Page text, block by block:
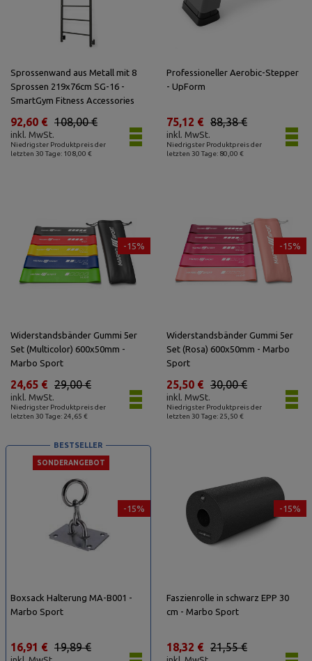
Sprossenwand aus Metall mit 8
Sprossen 219x76cm SG-16 -
SmartGym Fitness Accessories
Niedrigster Produktpreis der
letzten 30 Tage: 108,00 €
108,00 €
92,60 €
inkl. MwSt.
Professioneller Aerobic-Stepper
- UpForm
Niedrigster Produktpreis der
letzten 30 Tage: 80,00 €
88,38 €
75,12 €
inkl. MwSt.
-15%
Widerstandsbänder Gummi 5er
Set (Multicolor) 600x50mm -
Marbo Sport
Niedrigster Produktpreis der
letzten 30 Tage: 24,65 €
29,00 €
24,65 €
inkl. MwSt.
-15%
Widerstandsbänder Gummi 5er
Set (Rosa) 600x50mm - Marbo
Sport
Niedrigster Produktpreis der
letzten 30 Tage: 25,50 €
30,00 €
25,50 €
inkl. MwSt.
-15%
SONDERANGEBOT
BESTSELLER
Boxsack Halterung MA-B001 -
Marbo Sport
19,89 €
16,91 €
-15%
Faszienrolle in schwarz EPP 30
cm - Marbo Sport
21,55 €
18,32 €